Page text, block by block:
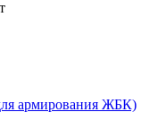
армирования ЖБК)